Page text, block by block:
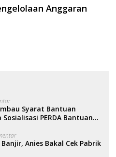
Anggaran
Syarat Bantuan
PERDA Bantuan
Anies Bakal Cek Pabrik